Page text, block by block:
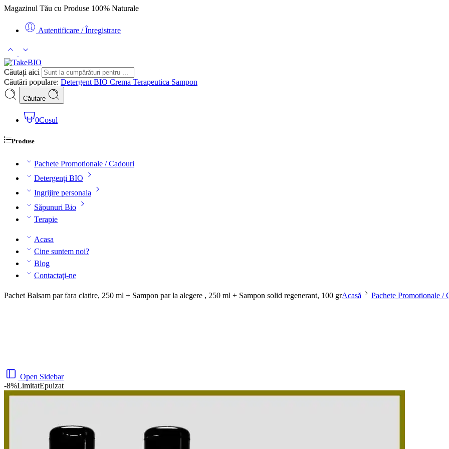
Magazinul Tău cu Produse 100% Naturale
Autentificare / Înregistrare
Căutați aici
Căutări populare: Detergent BIO Crema Terapeutica Sampon
Căutare
0Cosul
Produse
Pachete Promotionale / Cadouri
Detergenți BIO
Ingrijire personala
Săpunuri Bio
Terapie
Acasa
Cine suntem noi?
Blog
Contactaţi-ne
Pachet Balsam par fara clatire, 250 ml + Sampon par la alegere , 250 ml + Sampon solid regenerant, 100 grAcasă Pachete Promotionale /
Open Sidebar
-8%LimitatEpuizat